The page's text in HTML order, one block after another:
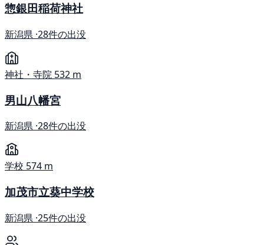
惣銀田稲荷神社
新潟県 ·28件の出没
神社・寺院 532 m
男山八幡宮
新潟県 ·28件の出没
学校 574 m
加茂市立葵中学校
新潟県 ·25件の出没